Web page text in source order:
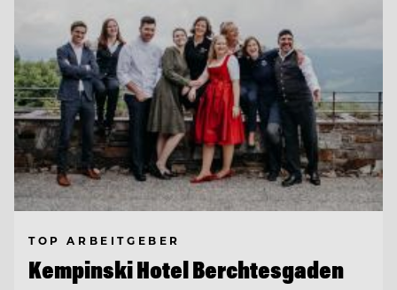
TOP ARBEITGEBER
Kempinski Hotel Berchtesgaden